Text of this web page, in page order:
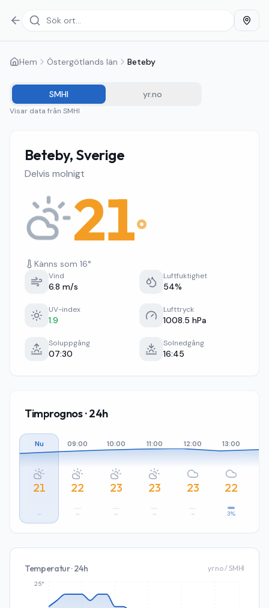
Hem Östergötlands län Beteby
SMHI yr.no
Visar data från SMHI
Beteby, Sverige
Delvis molnigt
21°
Känns som 16°
Vind
6.8 m/s
Luftfuktighet
54%
UV-index
1.9
Lufttryck
1008.5 hPa
Soluppgång
07:30
Solnedgång
16:45
Timprognos · 24h
Nu
21
–
09:00
22
–
10:00
23
–
11:00
23
–
12:00
23
–
13:00
22
3%
Temperatur · 24h yr.no / SMHI
25°